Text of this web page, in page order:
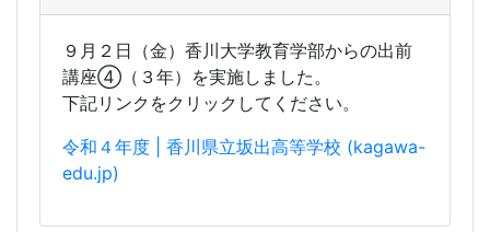
令和４年度 | 香川県立坂出高等学校 (kagawa-
edu.jp)
香川県教育委員会ホームページ掲載記事更新
2022-08-10[香川県立坂出高等学校管理者]